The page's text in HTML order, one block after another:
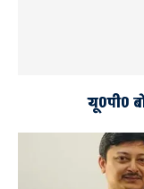
यू0पी0